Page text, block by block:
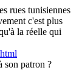
rues tunisiennes
c'est plus
la réelle qui
son patron ?